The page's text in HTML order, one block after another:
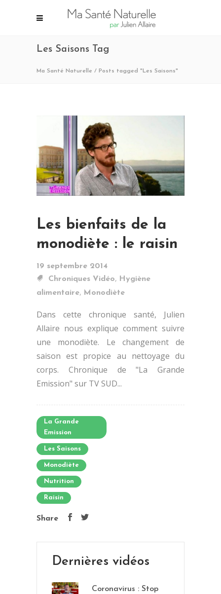
Les Saisons Tag
Ma Santé Naturelle / Posts tagged "Les Saisons"
Les bienfaits de la
monodiète : le raisin
19 septembre 2014
Chroniques Vidéo, Hygiène
alimentaire, Monodiète
Dans cette chronique santé, Julien
Allaire nous explique comment suivre
une monodiète. Le changement de
saison est propice au nettoyage du
corps. Chronique de "La Grande
Emission" sur TV SUD...
La Grande
Emission
Les Saisons
Monodiète
Nutrition
Raisin
Share
Dernières vidéos
Coronavirus : Stop